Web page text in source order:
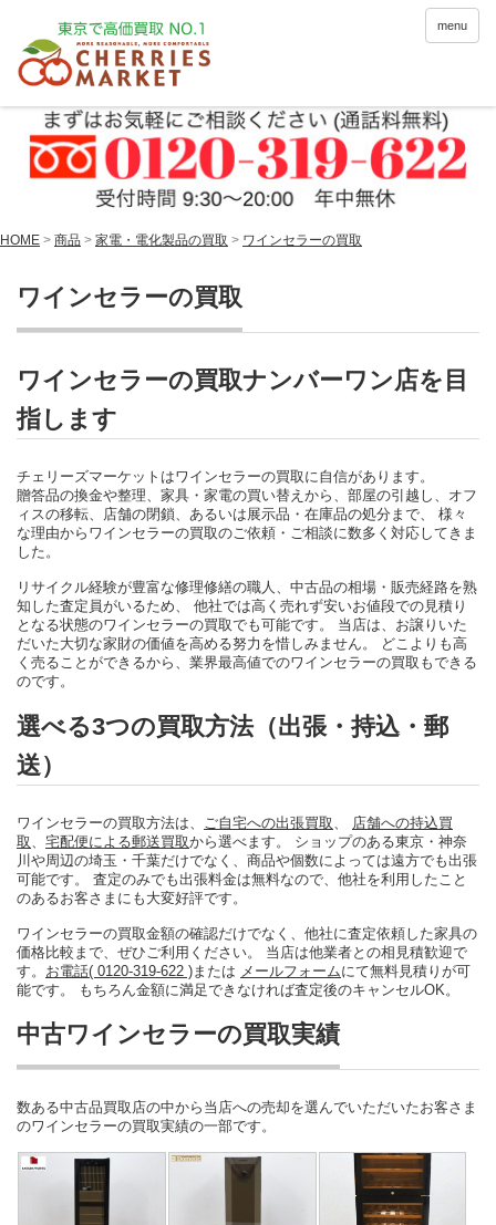
menu
HOME > 商品 > 家電・電化製品の買取 > ワインセラーの買取
ワインセラーの買取
ワインセラーの買取ナンバーワン店を目
指します
チェリーズマーケットはワインセラーの買取に自信があります。
贈答品の換金や整理、家具・家電の買い替えから、部屋の引越し、オフ
ィスの移転、店舗の閉鎖、あるいは展示品・在庫品の処分まで、 様々
な理由からワインセラーの買取のご依頼・ご相談に数多く対応してきま
した。
リサイクル経験が豊富な修理修繕の職人、中古品の相場・販売経路を熟
知した査定員がいるため、 他社では高く売れず安いお値段での見積り
となる状態のワインセラーの買取でも可能です。 当店は、お譲りいた
だいた大切な家財の価値を高める努力を惜しみません。 どこよりも高
く売ることができるから、業界最高値でのワインセラーの買取もできる
のです。
選べる3つの買取方法（出張・持込・郵
送）
ワインセラーの買取方法は、 ご自宅への出張買取
店舗への持込買
取
宅配便による郵送買取から選べます。 ショップのある東京・神奈
川や周辺の埼玉・千葉だけでなく、商品や個数によっては遠方でも出張
可能です。 査定のみでも出張料金は無料なので、他社を利用したこと
のあるお客さまにも大変好評です。
ワインセラーの買取金額の確認だけでなく、他社に査定依頼した家具の
価格比較まで、ぜひご利用ください。 当店は他業者との相見積歓迎で
す。 お電話( 0120-319-622 ) または メールフォームにて無料見積りが可
能です。 もちろん金額に満足できなければ査定後のキャンセルOK。
中古ワインセラーの買取実績
数ある中古品買取店の中から当店への売却を選んでいただいたお客さま
のワインセラーの買取実績の一部です。